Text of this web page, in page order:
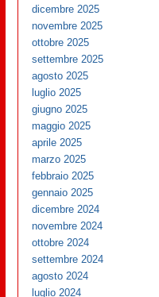
dicembre 2025
novembre 2025
ottobre 2025
settembre 2025
agosto 2025
luglio 2025
giugno 2025
maggio 2025
aprile 2025
marzo 2025
febbraio 2025
gennaio 2025
dicembre 2024
novembre 2024
ottobre 2024
settembre 2024
agosto 2024
luglio 2024